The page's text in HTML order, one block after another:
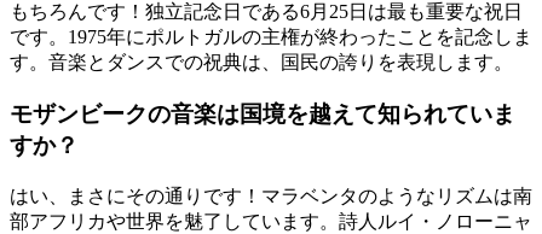
もちろんです！独立記念日である6月25日は最も重要な祝日
です。1975年にポルトガルの主権が終わったことを記念しま
す。音楽とダンスでの祝典は、国民の誇りを表現します。
モザンビークの音楽は国境を越えて知られていま
すか？
はい、まさにその通りです！マラベンタのようなリズムは南
部アフリカや世界を魅了しています。詩人ルイ・ノローニャ